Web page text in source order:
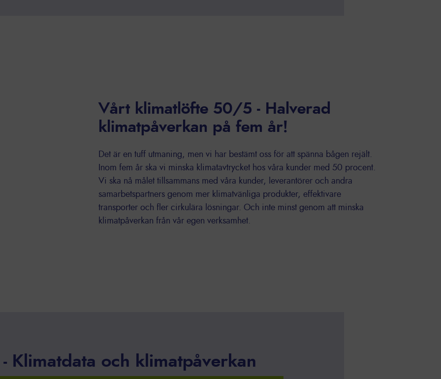
Vårt klimatlöfte 50/5 - Halverad
klimatpåverkan på fem år!
Det är en tuff utmaning, men vi har bestämt oss för att spänna bågen rejält.
Inom fem år ska vi minska klimatavtrycket hos våra kunder med 50 procent.
Vi ska nå målet tillsammans med våra kunder, leverantörer och andra
samarbetspartners genom mer klimatvänliga produkter, effektivare
transporter och fler cirkulära lösningar. Och inte minst genom att minska
klimatpåverkan från vår egen verksamhet.
Klimatdata och klimatpåverkan